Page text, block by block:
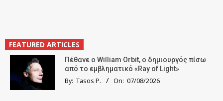
FEATURED ARTICLES
Πέθανε ο William Orbit, ο δημιουργός πίσω
από το εμβληματικό «Ray of Light»
By: Tasos P. On: 07/08/2026